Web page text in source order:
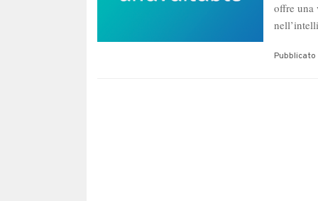
offre una
Pubblicato